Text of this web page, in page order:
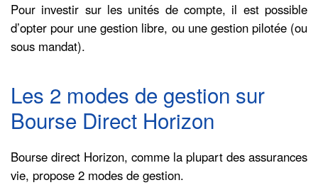
Pour investir sur les unités de compte, il est possible
d’opter pour une gestion libre, ou une gestion pilotée (ou
sous mandat).
Les 2 modes de gestion sur
Bourse Direct Horizon
Bourse direct Horizon, comme la plupart des assurances
vie, propose 2 modes de gestion.